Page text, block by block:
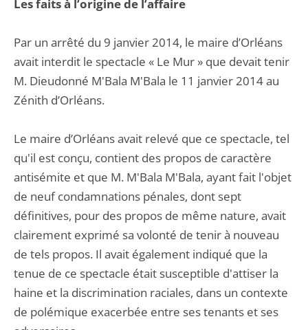
Les faits à l’origine de l’affaire
Par un arrêté du 9 janvier 2014, le maire d’Orléans
avait interdit le spectacle « Le Mur » que devait tenir
M. Dieudonné M'Bala M'Bala le 11 janvier 2014 au
Zénith d’Orléans.
Le maire d’Orléans avait relevé que ce spectacle, tel
qu'il est conçu, contient des propos de caractère
antisémite et que M. M'Bala M'Bala, ayant fait l'objet
de neuf condamnations pénales, dont sept
définitives, pour des propos de même nature, avait
clairement exprimé sa volonté de tenir à nouveau
de tels propos. Il avait également indiqué que la
tenue de ce spectacle était susceptible d'attiser la
haine et la discrimination raciales, dans un contexte
de polémique exacerbée entre ses tenants et ses